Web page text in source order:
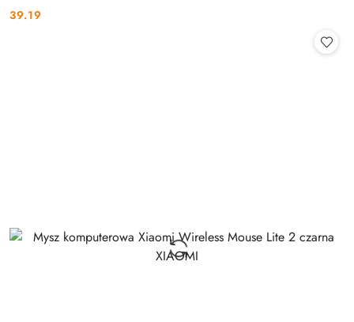
Cena:
39.19